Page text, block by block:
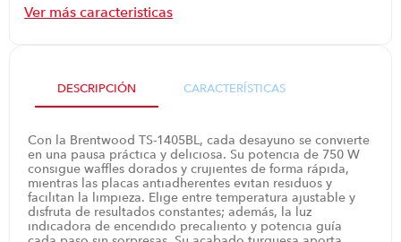
Circular
antiadherentes. - Tapa de
DESCRIPCIÓN CARACTERÍSTICAS
Con la Brentwood TS-1405BL, cada desayuno se convierte
en una pausa práctica y deliciosa. Su potencia de 750 W
consigue waffles dorados y crujientes de forma rápida,
mientras las placas antiadherentes evitan residuos y
facilitan la limpieza. Elige entre temperatura ajustable y
disfruta de resultados constantes; además, la luz
indicadora de encendido precaliento y potencia guía